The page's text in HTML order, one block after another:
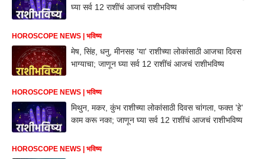
घ्या सर्व 12 राशींचं आजचं राशीभविष्य
HOROSCOPE NEWS | भविष्य
मेष, सिंह, धनु, मीनसह 'या' राशीच्या लोकांसाठी आजचा दिवस
भाग्याचा; जाणून घ्या सर्व 12 राशींचं आजचं राशीभविष्य
HOROSCOPE NEWS | भविष्य
मिथुन, मकर, कुंभ राशीच्या लोकांसाठी दिवस चांगला, फक्त 'हे'
काम करू नका; जाणून घ्या सर्व 12 राशींचं आजचं राशीभविष्य
HOROSCOPE NEWS | भविष्य